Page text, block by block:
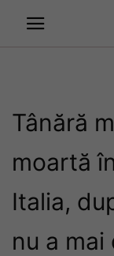
Tânără
moartă
Italia,
nu a